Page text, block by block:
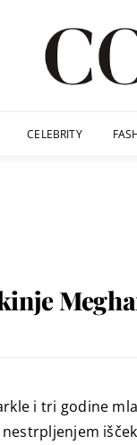
CELEBRITY
i tri godine